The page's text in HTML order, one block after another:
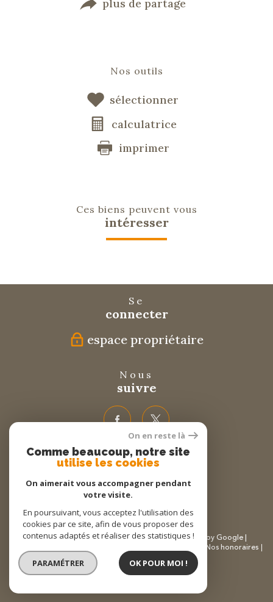
plus de partage
Nos outils
sélectionner
calculatrice
imprimer
Ces biens peuvent vous
intéresser
Se
connecter
espace propriétaire
Nous
suivre
Nous
© 2026 | Tous droits réservés | Traduction powered by Google |
Nos honoraires
Politique RGPD
On en reste là
Comme beaucoup, notre site
utilise les cookies
On aimerait vous accompagner pendant
votre visite.
En poursuivant, vous acceptez l'utilisation des
cookies par ce site, afin de vous proposer des
contenus adaptés et réaliser des statistiques !
PARAMÉTRER OK POUR MOI !